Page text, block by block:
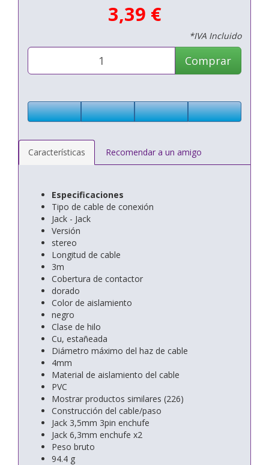
3,39 €
*IVA Incluido
Comprar
Características Recomendar a un amigo
Especificaciones
Tipo de cable de conexión
Jack - Jack
Versión
stereo
Longitud de cable
3m
Cobertura de contactor
dorado
Color de aislamiento
negro
Clase de hilo
Cu, estañeada
Diámetro máximo del haz de cable
4mm
Material de aislamiento del cable
PVC
Mostrar productos similares (226)
Construcción del cable/paso
Jack 3,5mm 3pin enchufe
Jack 6,3mm enchufe x2
Peso bruto
94.4 g